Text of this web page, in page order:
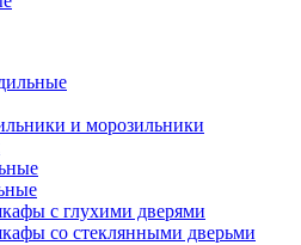
и морозильники
с глухими дверями
со стеклянными дверьми